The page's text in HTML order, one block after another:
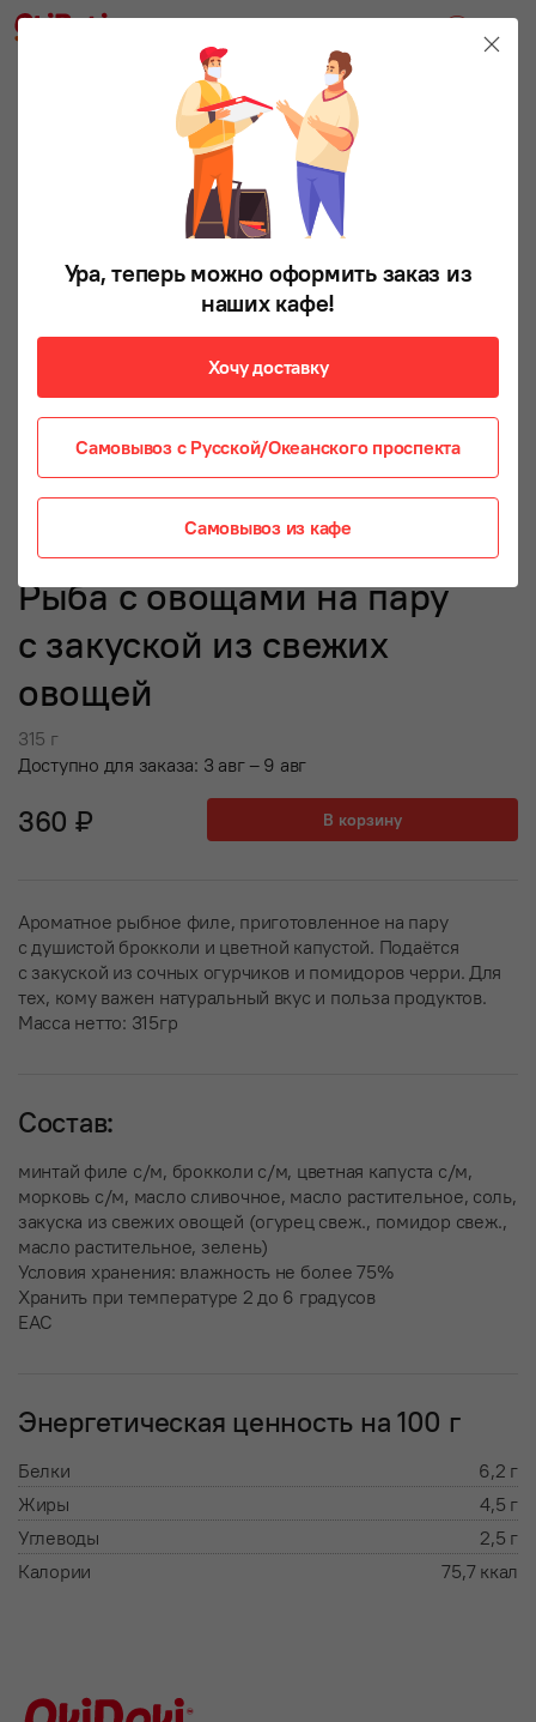
Рыба с овощами на пару
с закуской из свежих
овощей
315 г
Доступно для заказа: 3 авг – 9 авг
360 ₽ В корзину
Ароматное рыбное филе, приготовленное на пару
с душистой брокколи и цветной капустой. Подаётся
с закуской из сочных огурчиков и помидоров черри. Для
тех, кому важен натуральный вкус и польза продуктов.
Масса нетто: 315гр
Состав:
минтай филе с/м, брокколи с/м, цветная капуста с/м,
морковь с/м, масло сливочное, масло растительное, соль,
закуска из свежих овощей (огурец свеж., помидор свеж.,
масло растительное, зелень)
Условия хранения: влажность не более 75%
Хранить при температуре 2 до 6 градусов
EAC
Энергетическая ценность на 100 г
Белки
6,2 г
Жиры
4,5 г
Углеводы
2,5 г
Калории
75,7 ккал
Ура, теперь можно оформить заказ из
наших кафе!
Хочу доставку
Самовывоз с Русской/Океанского проспекта
Самовывоз из кафе